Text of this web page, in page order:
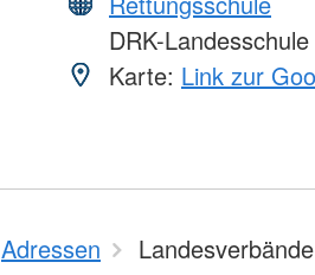
DRK-
Karte: Link zur
Adressen Landesverbände